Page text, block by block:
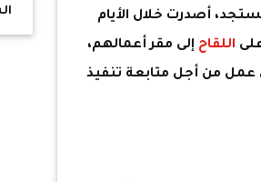
أصدرت خلال الأيام
اللقاح إلى مقر أعمالهم،
فرق عمل من أجل متابعة تنفيذ